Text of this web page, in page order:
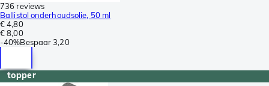
736 reviews
Ballistol onderhoudsolie, 50 ml
€ 4,80
€ 8,00
-40%Bespaar 3,20
topper